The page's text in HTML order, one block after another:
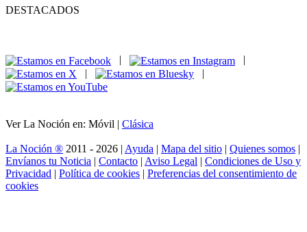
DESTACADOS
|
|
|
|
Ver La Noción en: Móvil | Clásica
La Noción ® 2011 - 2026 | Ayuda | Mapa del sitio | Quienes somos |
Envíanos tu Noticia | Contacto | Aviso Legal | Condiciones de Uso y
Privacidad | Política de cookies | Preferencias del consentimiento de
cookies